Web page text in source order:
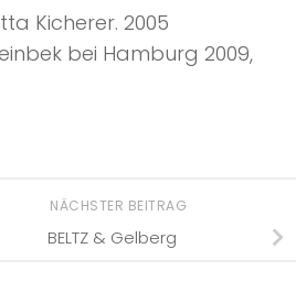
Kicherer. 2005
bei Hamburg 2009,
NÄCHSTER BEITRAG
BELTZ & Gelberg